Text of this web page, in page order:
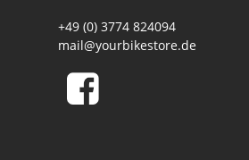
+49 (0) 3774 824094
mail@yourbikestore.de